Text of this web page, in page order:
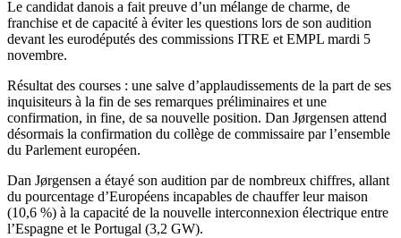
Le candidat danois a fait preuve d’un mélange de charme, de
franchise et de capacité à éviter les questions lors de son audition
devant les eurodéputés des commissions ITRE et EMPL mardi 5
novembre.
Résultat des courses : une salve d’applaudissements de la part de ses
inquisiteurs à la fin de ses remarques préliminaires et une
confirmation, in fine, de sa nouvelle position. Dan Jørgensen attend
désormais la confirmation du collège de commissaire par l’ensemble
du Parlement européen.
Dan Jørgensen a étayé son audition par de nombreux chiffres, allant
du pourcentage d’Européens incapables de chauffer leur maison
(10,6 %) à la capacité de la nouvelle interconnexion électrique entre
l’Espagne et le Portugal (3,2 GW).